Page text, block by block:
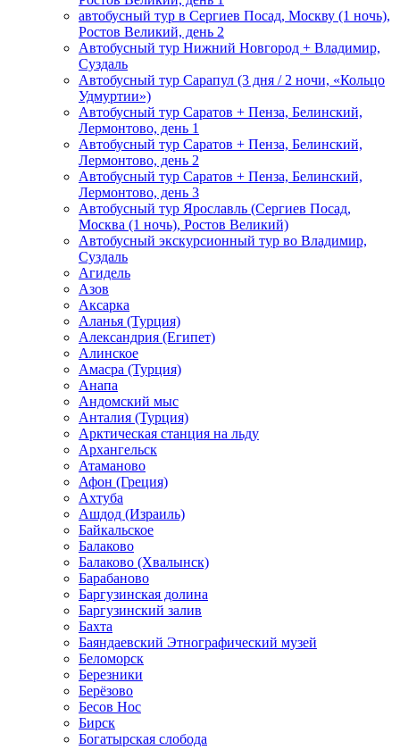
автобусный тур в Сергиев Посад, Москву (1 ночь),
Ростов Великий, день 2
Автобусный тур Нижний Новгород + Владимир,
Суздаль
Автобусный тур Сарапул (3 дня / 2 ночи, «Кольцо
Удмуртии»)
Автобусный тур Саратов + Пенза, Белинский,
Лермонтово, день 1
Автобусный тур Саратов + Пенза, Белинский,
Лермонтово, день 2
Автобусный тур Саратов + Пенза, Белинский,
Лермонтово, день 3
Автобусный тур Ярославль (Сергиев Посад,
Москва (1 ночь), Ростов Великий)
Автобусный экскурсионный тур во Владимир,
Суздаль
Агидель
Азов
Аксарка
Аланья (Турция)
Александрия (Египет)
Алинское
Амасра (Турция)
Анапа
Андомский мыс
Анталия (Турция)
Арктическая станция на льду
Архангельск
Атаманово
Афон (Греция)
Ахтуба
Ашдод (Израиль)
Байкальское
Балаково
Балаково (Хвалынск)
Барабаново
Баргузинская долина
Баргузинский залив
Бахта
Баяндаевский Этнографический музей
Беломорск
Березники
Берёзово
Бесов Нос
Бирск
Богатырская слобода